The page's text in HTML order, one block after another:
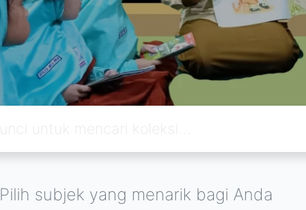
Pilih subjek yang menarik bagi Anda